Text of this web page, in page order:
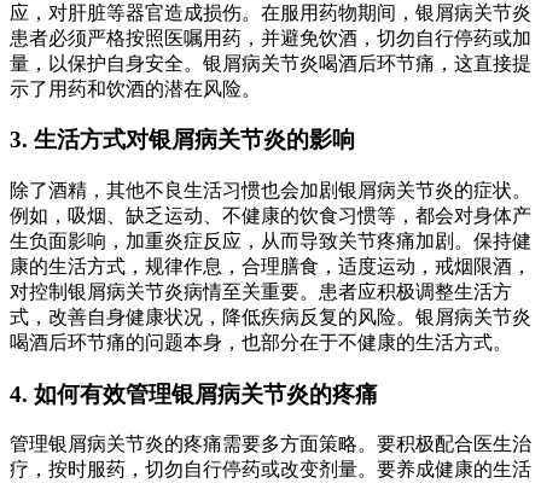
应，对肝脏等器官造成损伤。在服用药物期间，银屑病关节炎
患者必须严格按照医嘱用药，并避免饮酒，切勿自行停药或加
量，以保护自身安全。银屑病关节炎喝酒后环节痛，这直接提
示了用药和饮酒的潜在风险。
3. 生活方式对银屑病关节炎的影响
除了酒精，其他不良生活习惯也会加剧银屑病关节炎的症状。
例如，吸烟、缺乏运动、不健康的饮食习惯等，都会对身体产
生负面影响，加重炎症反应，从而导致关节疼痛加剧。保持健
康的生活方式，规律作息，合理膳食，适度运动，戒烟限酒，
对控制银屑病关节炎病情至关重要。患者应积极调整生活方
式，改善自身健康状况，降低疾病反复的风险。银屑病关节炎
喝酒后环节痛的问题本身，也部分在于不健康的生活方式。
4. 如何有效管理银屑病关节炎的疼痛
管理银屑病关节炎的疼痛需要多方面策略。要积极配合医生治
疗，按时服药，切勿自行停药或改变剂量。要养成健康的生活